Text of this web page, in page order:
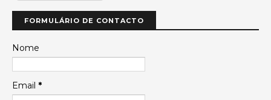
FORMULÁRIO DE CONTACTO
Nome
Email *